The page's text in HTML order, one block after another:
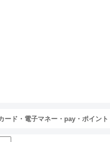
ード・電子マネー・pay・ポイント